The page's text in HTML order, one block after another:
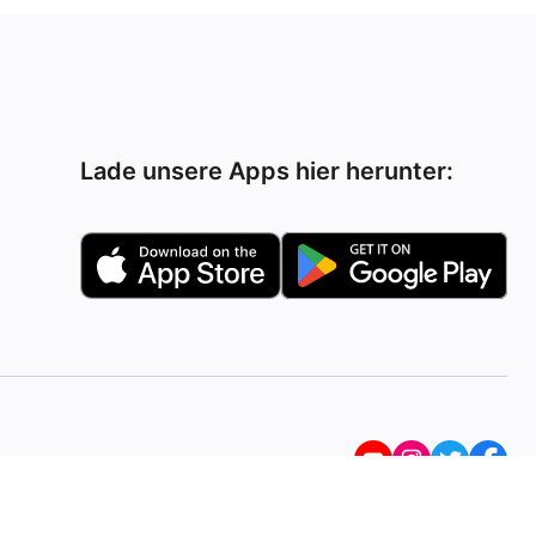
Lade unsere Apps hier herunter: